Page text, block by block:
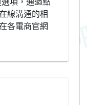
線溝通的相
各電商官網